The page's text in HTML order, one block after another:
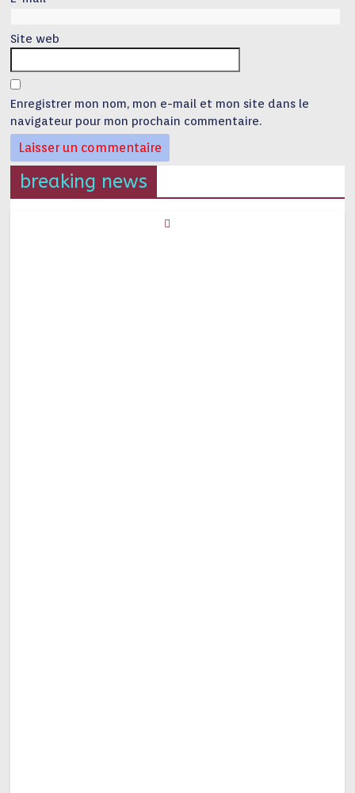
Site web
Enregistrer mon nom, mon e-mail et mon site dans le
navigateur pour mon prochain commentaire.
breaking news